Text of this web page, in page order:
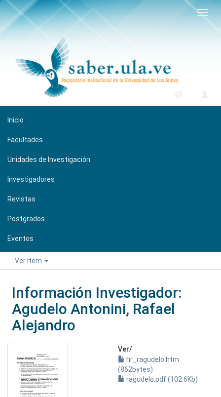
Inicio
Facultades
Unidades de Investigación
Investigadores
Revistas
Postgrados
Eventos
Ver ítem
Información Investigador:
Agudelo Antonini, Rafael
Alejandro
Ver/
hr_ragudelo.htm
(862bytes)
ragudelo.pdf (102.6Kb)